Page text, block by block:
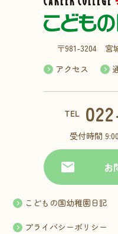
〒981-3204 宮
アクセス
TEL
受付時間
お
こどもの国幼稚園日記
プライバシーポリシー